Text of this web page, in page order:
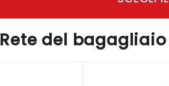
Rete del bagagliaio